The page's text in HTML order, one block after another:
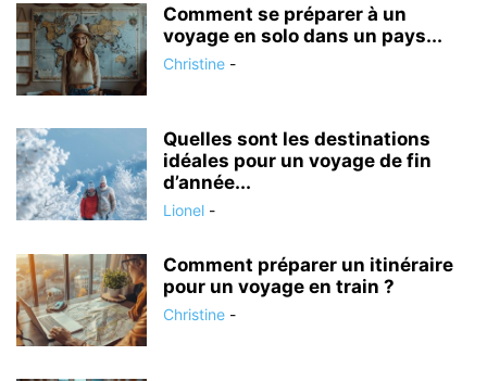
Comment se préparer à un
voyage en solo dans un pays...
Christine -
Quelles sont les destinations
idéales pour un voyage de fin
d’année...
Lionel -
Comment préparer un itinéraire
pour un voyage en train ?
Christine -